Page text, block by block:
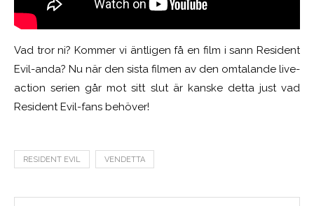
Vad tror ni? Kommer vi äntligen få en film i sann Resident
Evil-anda? Nu när den sista filmen av den omtalande live-
action serien går mot sitt slut är kanske detta just vad
Resident Evil-fans behöver!
RESIDENT EVIL VENDETTA